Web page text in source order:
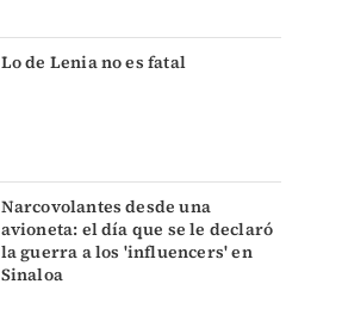
Lo de Lenia no es fatal
Narcovolantes desde una
avioneta: el día que se le declaró
la guerra a los 'influencers' en
Sinaloa